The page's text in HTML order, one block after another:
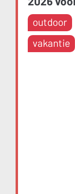
outdoor
vakantie